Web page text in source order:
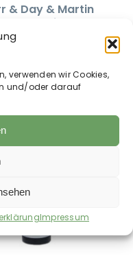
verwenden wir Cookies,
und/oder darauf
Impressum
& Day & Martin
– Belvoir
Versandkosten